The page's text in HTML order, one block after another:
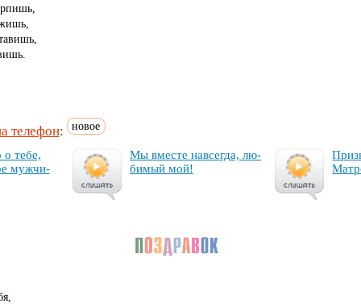
телефон: новое
те­бе,
муж­чи­
Мы вмес­те нав­сег­да, лю­
би­мый мой!